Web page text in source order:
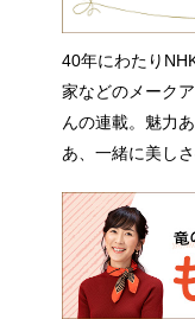
40年にわたり
家などのメーク
んの連載。魅力
あ、一緒に美し